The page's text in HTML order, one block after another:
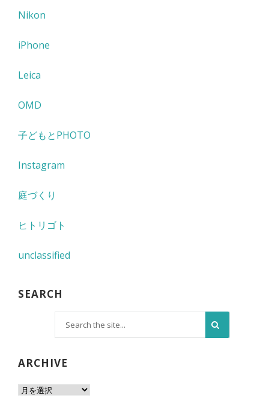
Nikon
iPhone
Leica
OMD
子どもとPHOTO
Instagram
庭づくり
ヒトリゴト
unclassified
SEARCH
ARCHIVE